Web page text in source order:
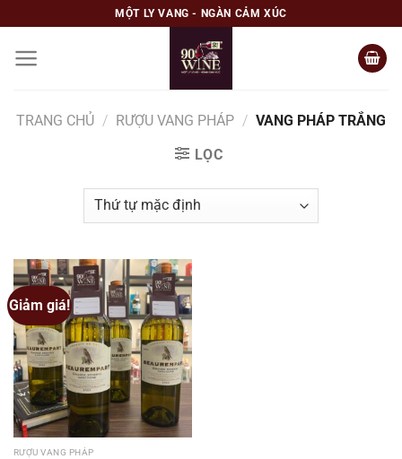
to
content
MỘT LY VANG - NGÀN CẢM XÚC
TRANG CHỦ / RƯỢU VANG PHÁP / VANG PHÁP TRẮNG
LỌC
Giảm giá!
RƯỢU VANG PHÁP